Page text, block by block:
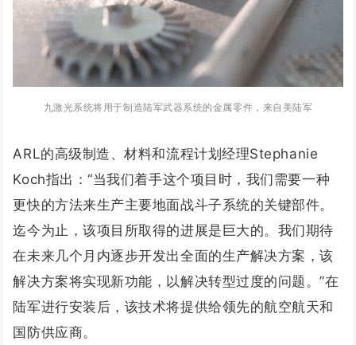
九激光系统将用于制造陆军武器系统的金属零件，来自美陆军
ARL的高级制造、材料和流程计划经理Stephanie
Koch指出：“当我们着手这个项目时，我们需要一种
更快的方法来生产主要地面战斗子系统的关键部件。
迄今为止，该项目所取得的进展是巨大的。我们期待
在未来几个月内逐步开发出全面的生产解决方案，该
解决方案将实现新功能，以解决转型过度的问题。”在
陆军进行安装后，该技术将提供给领先的航空航天和
国防供应商。